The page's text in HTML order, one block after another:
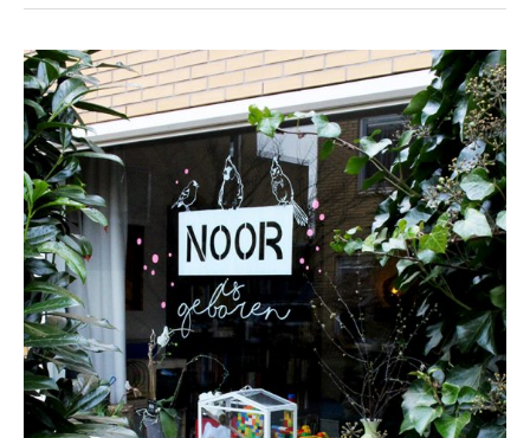
o
o
k
marktkraam
wordt
–
raamtekeningen
voor
reclame